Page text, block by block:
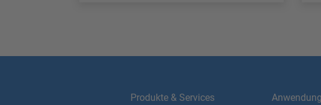
Produkte & Services